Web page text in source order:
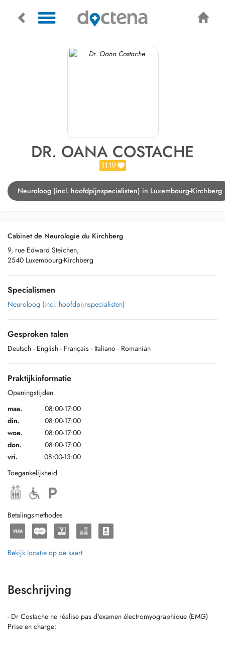
DR. OANA COSTACHE
1119
Neuroloog (incl. hoofdpijnspecialisten) in Luxembourg-Kirchberg
Cabinet de Neurologie du Kirchberg
9, rue Edward Steichen,
2540 Luxembourg-Kirchberg
Specialismen
Neuroloog (incl. hoofdpijnspecialisten)
Gesproken talen
Deutsch - English - Français - Italiano - Romanian
Praktijkinformatie
Openingstijden
maa.
08:00-17:00
din.
08:00-17:00
woe.
08:00-17:00
don.
08:00-17:00
vri.
08:00-13:00
Toegankelijkheid
Betalingsmethodes
Bekijk locatie op de kaart
Beschrijving
- Dr Costache ne réalise pas d'examen électromyographique (EMG)
Prise en charge: